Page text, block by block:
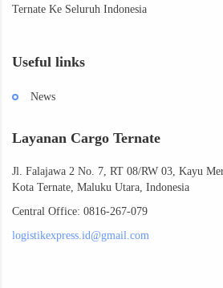
Ternate Ke Seluruh Indonesia
Useful links
News
Layanan Cargo Ternate
Jl. Falajawa 2 No. 7, RT 08/RW 03, Kayu
Kota Ternate, Maluku Utara, Indonesia
Central Office: 0816-267-079
logistikexpress.id@gmail.com